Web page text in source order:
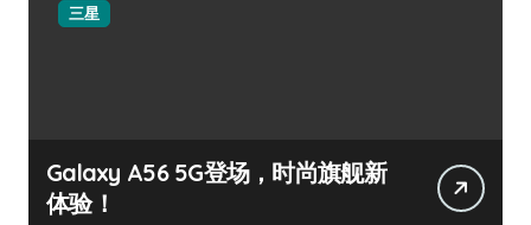
三星
Galaxy A56 5G登场，时尚旗舰新
体验！